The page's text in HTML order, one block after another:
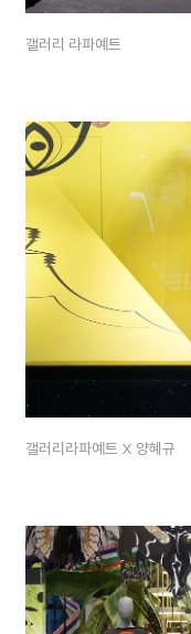
갤러리 라파예트
갤러리라파예트 X 양혜규